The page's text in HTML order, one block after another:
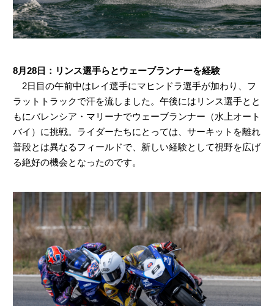
8月28日：リンス選手らとウェーブランナーを経験
2日目の午前中はレイ選手にマヒンドラ選手が加わり、フ
ラットトラックで汗を流しました。午後にはリンス選手とと
もにバレンシア・マリーナでウェーブランナー（水上オート
バイ）に挑戦。ライダーたちにとっては、サーキットを離れ
普段とは異なるフィールドで、新しい経験として視野を広げ
る絶好の機会となったのです。